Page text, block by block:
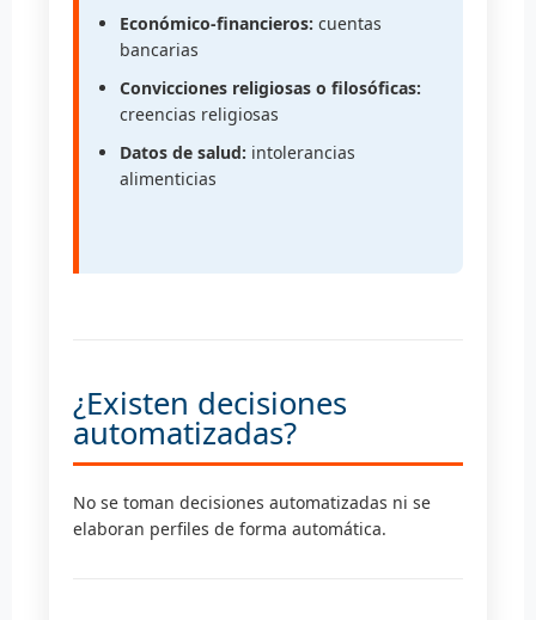
Económico-financieros: cuentas
bancarias
Convicciones religiosas o filosóficas:
creencias religiosas
Datos de salud: intolerancias
alimenticias
¿Existen decisiones
automatizadas?
No se toman decisiones automatizadas ni se
elaboran perfiles de forma automática.